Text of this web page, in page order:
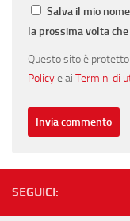
Salva il mio
la prossima volta
Questo sito è protetto
Policye ai Termini di
SEGUICI: